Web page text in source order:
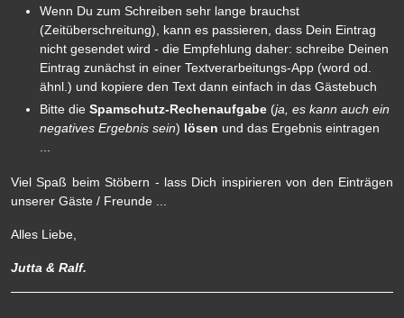
Wenn Du zum Schreiben sehr lange brauchst
(Zeitüberschreitung), kann es passieren, dass Dein Eintrag
nicht gesendet wird - die Empfehlung daher: schreibe Deinen
Eintrag zunächst in einer Textverarbeitungs-App (word od.
ähnl.) und kopiere den Text dann einfach in das Gästebuch
Bitte die Spamschutz-Rechenaufgabe (ja, es kann auch ein
negatives Ergebnis sein) lösen und das Ergebnis eintragen
...
Viel Spaß beim Stöbern - lass Dich inspirieren von den Einträgen
unserer Gäste / Freunde ...
Alles Liebe,
Jutta & Ralf.